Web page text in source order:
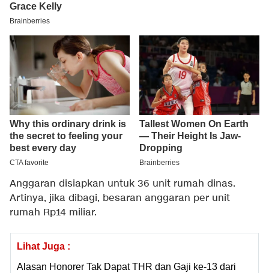
Anggaran disiapkan untuk 36 unit rumah dinas.
Artinya, jika dibagi, besaran anggaran per unit
rumah Rp14 miliar.
Lihat Juga :
Alasan Honorer Tak Dapat THR dan Gaji ke-13 dari